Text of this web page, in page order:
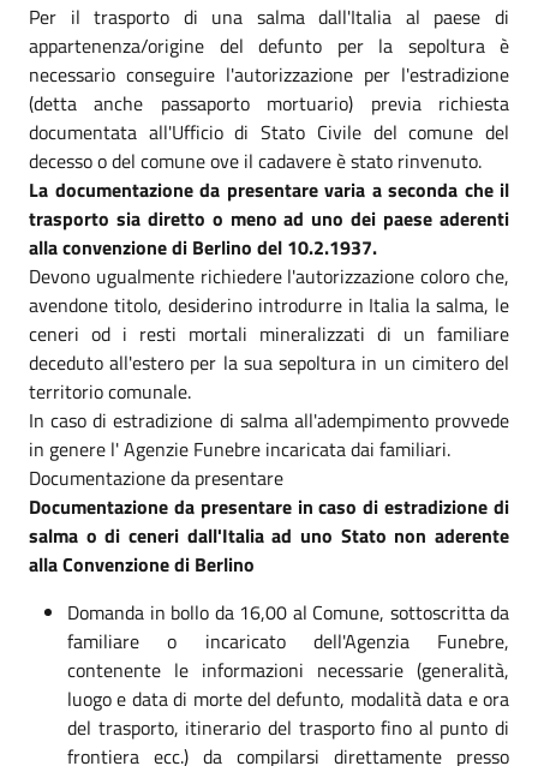
Per il trasporto di una salma dall'Italia al paese di
appartenenza/origine del defunto per la sepoltura è
necessario conseguire l'autorizzazione per l'estradizione
(detta anche passaporto mortuario) previa richiesta
documentata all'Ufficio di Stato Civile del comune del
decesso o del comune ove il cadavere è stato rinvenuto.
La documentazione da presentare varia a seconda che il
trasporto sia diretto o meno ad uno dei paese aderenti
alla convenzione di Berlino del 10.2.1937.
Devono ugualmente richiedere l'autorizzazione coloro che,
avendone titolo, desiderino introdurre in Italia la salma, le
ceneri od i resti mortali mineralizzati di un familiare
deceduto all'estero per la sua sepoltura in un cimitero del
territorio comunale.
In caso di estradizione di salma all'adempimento provvede
in genere l' Agenzie Funebre incaricata dai familiari.
Documentazione da presentare
Documentazione da presentare in caso di estradizione di
salma o di ceneri dall'Italia ad uno Stato non aderente
alla Convenzione di Berlino
Domanda in bollo da 16,00 al Comune, sottoscritta da
familiare o incaricato dell'Agenzia Funebre,
contenente le informazioni necessarie (generalità,
luogo e data di morte del defunto, modalità data e ora
del trasporto, itinerario del trasporto fino al punto di
frontiera ecc.) da compilarsi direttamente presso